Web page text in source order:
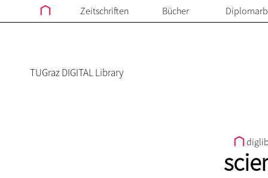
Zeitschriften Bücher
TUGraz DIGITAL Library